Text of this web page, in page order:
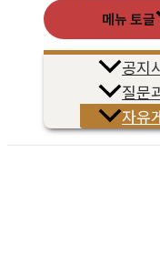
메뉴 토글
공지
질문
자유